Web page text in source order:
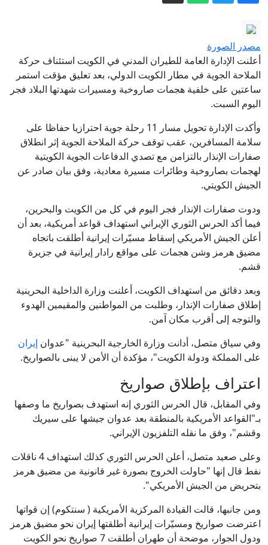
الأمن الداخلي ونخصص مليار شيكل سنويًا
لمكافحة الجريمة
زلزال كولومبيا: هزة أرضية عنيفة بقوة 7.4
درجة تخلف أكثر من 100 قتيل
رغم موقف نتنياهو
ألمانيا تعيد آلاف من طالبي اللجوء إلى
إيطاليا واليونان
مصدر الصورة
أعلنت الإدارة العامة للطيران المدني في الكويت استئناف حركة
الملاحة الجوية في مطار الكويت الدولي، بعد تعليق مؤقت استمر
ساعتين على خلفية هجمات صاروخية ومسيرات شهدتها البلاد فجر
اليوم السبت.
وأكدت الإدارة تحويل مسار 11 رحلة جوية احترازيا حفاظا على
سلامة المسافرين، عقب توقف حركة الملاحة الجوية إثر انطلاق
صفارات الإنذار بالتزامن مع تصدي الدفاعات الجوية الكويتية
لهجمات بصاروخية وطائرات مسيرة معادية، وفق بيان صادر عن
الجيش الكويتي.
ودوت صفارات الإنذار فجر اليوم في كل من الكويت والبحرين،
فيما أكد الحرس الثوري الإيراني استهداف قواعد أمريكية، بعد أن
أعلن الجيش الأمريكي إسقاط مسيّرات إيرانية أطلقت باتجاه
مضيق هرمز وشن هجمات على مواقع رادار إيرانية في جزيرة
قشم.
وبعد دقائق من استهداف الكويت، أعلنت وزارة الداخلية البحرينية
إطلاق صفارات الإنذار، وطلبت من المواطنين والمقيمين الهدوء
والتوجه إلى أقرب مكان آمن.
وفي سياق متصل، أدانت وزارة الخارجية البحرينية "عدوان إيران
على المملكة ودولة الكويت"، مؤكدة أن الأمن لا يبنى بالصواريخ.
اعتراف بإطلاق صواريخ
وفي المقابل، قال الحرس الثوري إنه استهدف بصواريخ ما وصفها
بـ"القواعد الأمريكية بالمنطقة بعد عدوان جيشها على سيريك
وقشم"، وفق ما نقله التلفزيون الإيراني.
وعلى صعيد متصل، أعلن الحرس الثوري كذلك استهداف 4 ناقلات
نفط قال إنها "حاولت الخروج بصورة غير قانونية من مضيق هرمز
بتحريض من الجيش الأمريكي".
ومن جانبها، قالت القيادة المركزية الأمريكية ( سنتكوم) إن قواتها
اعترضت صواريخ ومسيّرات إيرانية أطلقتها إيران نحو مضيق هرمز
ودول الجوار، موضحة أن طهران أطلقت 7 صواريخ نحو الكويت